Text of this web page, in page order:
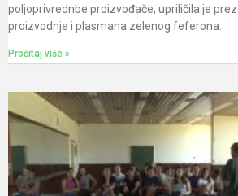
poljoprivrednbe proizvođače, upriličila je
proizvodnje i plasmana zelenog feferona.
Pročitaj više »